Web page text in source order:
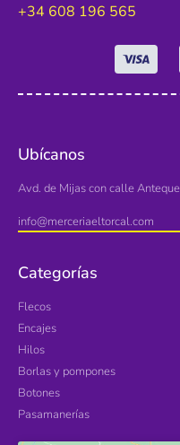
+34 608 196 565
Ubícanos
Avd. de Mijas con calle
info@merceriaeltorcal.com
Categorías
Flecos
Encajes
Hilos
Borlas y pompones
Botones
Pasamanerías